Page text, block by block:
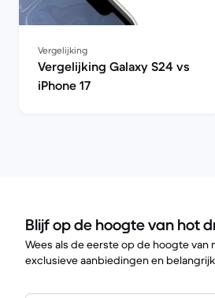
Vergelijking
Vergelijking Galaxy S24 vs
iPhone 17
Blijf op de hoogte van hot
Wees als de eerste op de hoogte
exclusieve aanbiedingen en